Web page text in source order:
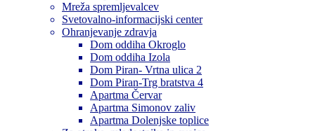
Mreža spremljevalcev
Svetovalno-informacijski center
Ohranjevanje zdravja
Dom oddiha Okroglo
Dom oddiha Izola
Dom Piran- Vrtna ulica 2
Dom Piran-Trg bratstva 4
Apartma Červar
Apartma Simonov zaliv
Apartma Dolenjske toplice